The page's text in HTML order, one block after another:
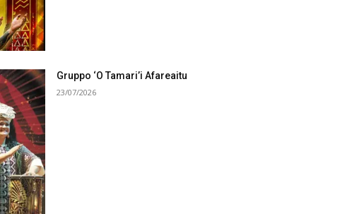
Gruppo ‘O Tamari’i Afareaitu
23/07/2026